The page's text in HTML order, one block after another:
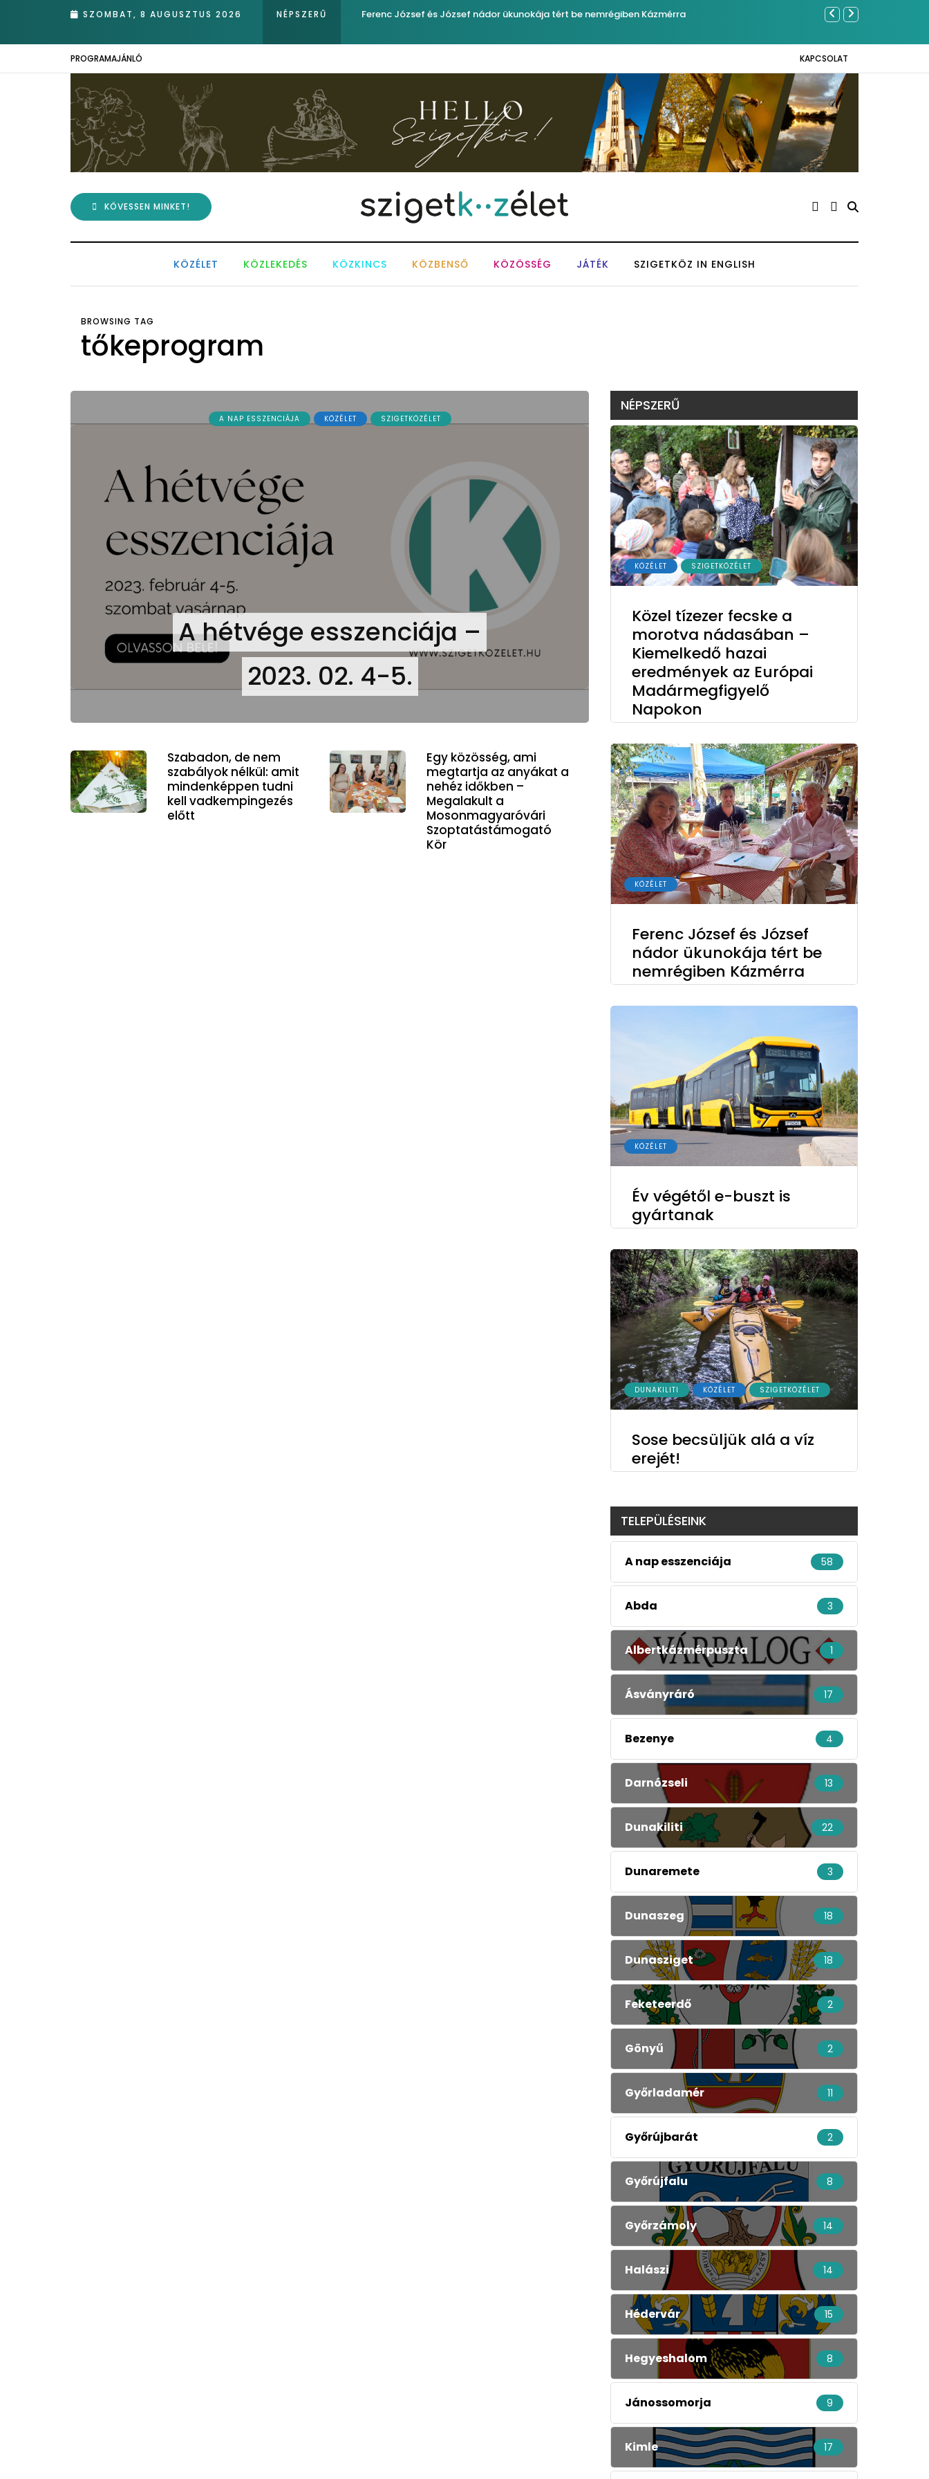
SZOMBAT, 8 AUGUSZTUS 2026 NÉPSZERŰ
– Kiemelkedő hazai eredmények az Európai Madármegfigyelő Ferenc József és József nádor ükunokája tért be nemrégiben Kázmérra
PROGRAMAJÁNLÓ KAPCSOLAT
KÖVESSEN MINKET!
KÖZÉLET KÖZLEKEDÉS KÖZKINCS KÖZBENSŐ KÖZÖSSÉG JÁTÉK SZIGETKÖZ IN ENGLISH
BROWSING TAG
tőkeprogram
A NAP ESSZENCIÁJA KÖZÉLET SZIGETKÖZÉLET
A hétvége esszenciája –
2023. 02. 4-5.
Szabadon, de nem
szabályok nélkül: amit
mindenképpen tudni
kell vadkempingezés
előtt
Egy közösség, ami
megtartja az anyákat a
nehéz időkben –
Megalakult a
Mosonmagyaróvári
Szoptatástámogató
Kör
NÉPSZERŰ
KÖZÉLET SZIGETKÖZÉLET
Közel tízezer fecske a
morotva nádasában –
Kiemelkedő hazai
eredmények az Európai
Madármegfigyelő
Napokon
KÖZÉLET
Ferenc József és József
nádor ükunokája tért be
nemrégiben Kázmérra
KÖZÉLET
Év végétől e-buszt is
gyártanak
DUNAKILITI KÖZÉLET SZIGETKÖZÉLET
Sose becsüljük alá a víz
erejét!
TELEPÜLÉSEINK
A nap esszenciája 58
Abda 3
Albertkázmérpuszta 1
Ásványráró 17
Bezenye 4
Darnózseli 13
Dunakiliti 22
Dunaremete 3
Dunaszeg 18
Dunasziget 18
Feketeerdő 2
Gönyű 2
Győrladamér 11
Győrújbarát 2
Győrújfalu 8
Győrzámoly 14
Halászi 14
Hédervár 15
Hegyeshalom 8
Jánossomorja 9
Kimle 17